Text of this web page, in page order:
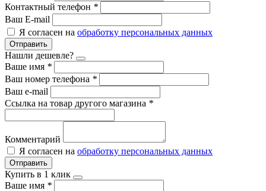
Контактный телефон *
Ваш E-mail
Я согласен на обработку персональных данных
Отправить
Нашли дешевле?
Ваше имя *
Ваш номер телефона *
Ваш e-mail
Ссылка на товар другого магазина *
Комментарий
Я согласен на обработку персональных данных
Отправить
Купить в 1 клик
Ваше имя *